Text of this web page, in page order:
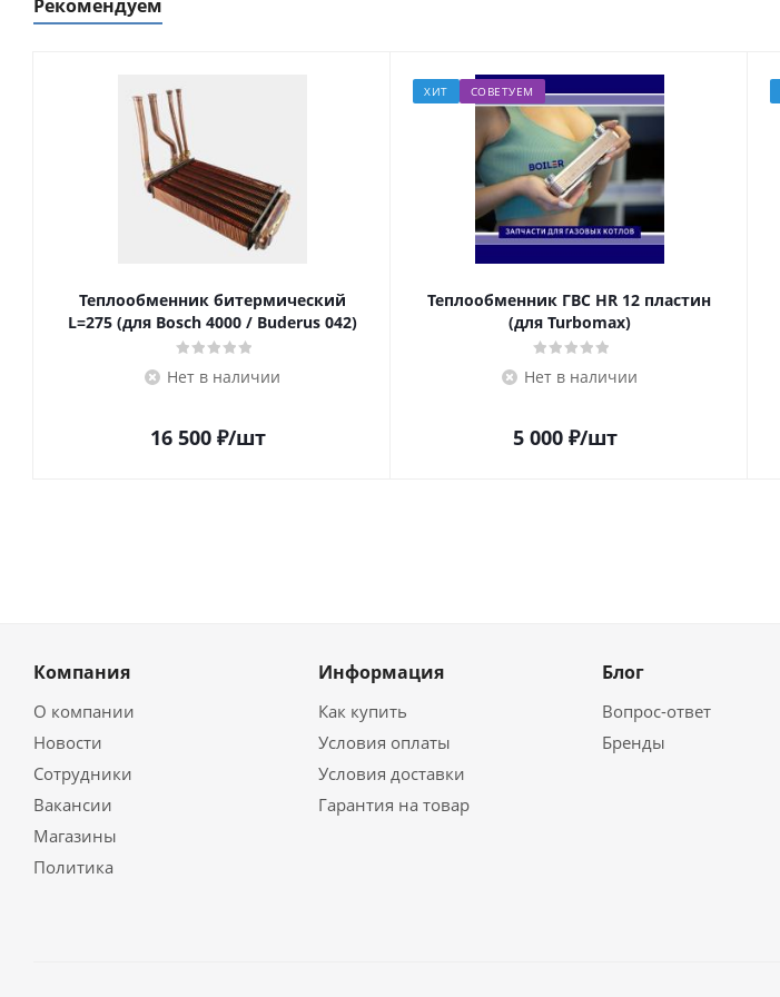
Рекомендуем
Теплообменник битермический
L=275 (для Bosch 4000 / Buderus 042)
Нет в наличии
16 500 ₽/шт
ХИТ СОВЕТУЕМ
Теплообменник ГВС HR 12 пластин
(для Turbomax)
Нет в наличии
5 000 ₽/шт
Компания
О компании
Новости
Сотрудники
Вакансии
Магазины
Политика
Информация
Как купить
Условия оплаты
Условия доставки
Гарантия на товар
Блог
Вопрос-ответ
Бренды